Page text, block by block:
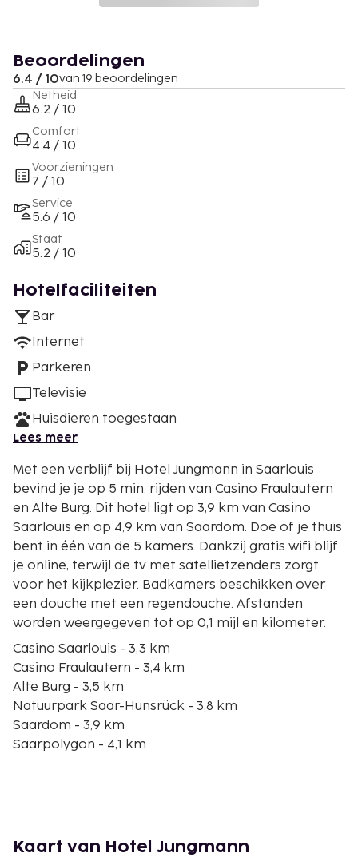
Beoordelingen
6.4 / 10van 19 beoordelingen
Netheid
6.2 / 10
Comfort
4.4 / 10
Voorzieningen
7 / 10
Service
5.6 / 10
Staat
5.2 / 10
Hotelfaciliteiten
Bar
Internet
Parkeren
Televisie
Huisdieren toegestaan
Lees meer
Met een verblijf bij Hotel Jungmann in Saarlouis
bevind je je op 5 min. rijden van Casino Fraulautern
en Alte Burg. Dit hotel ligt op 3,9 km van Casino
Saarlouis en op 4,9 km van Saardom. Doe of je thuis
bent in één van de 5 kamers. Dankzij gratis wifi blijf
je online, terwijl de tv met satellietzenders zorgt
voor het kijkplezier. Badkamers beschikken over
een douche met een regendouche. Afstanden
worden weergegeven tot op 0,1 mijl en kilometer.
Casino Saarlouis - 3,3 km
Casino Fraulautern - 3,4 km
Alte Burg - 3,5 km
Natuurpark Saar-Hunsrück - 3,8 km
Saardom - 3,9 km
Saarpolygon - 4,1 km
Duits Krantenmuseum - 12,2 km
Kaart van Hotel Jungmann